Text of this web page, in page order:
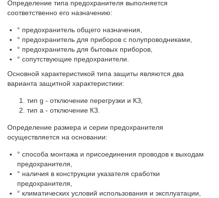
Определение типа предохранителя выполняется
соответственно его назначению:
° предохранитель общего назначения,
° предохранитель для приборов с полупроводниками,
° предохранитель для бытовых приборов,
° сопутствующие предохранители.
Основной характеристикой типа защиты являются два
варианта защитной характеристики:
тип g - отключение перегрузки и КЗ,
тип а - отключение КЗ.
Определение размера и серии предохранителя
осуществляется на основании:
° способа монтажа и присоединения проводов к выходам
предохранителя,
° наличия в конструкции указателя сработки
предохранителя,
° климатических условий использования и эксплуатации,